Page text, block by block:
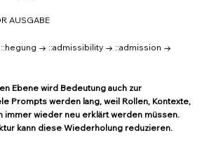
AUSGABE
Ebene wird Bedeutung auch zur
Prompts werden lang, weil Rollen, Kontexte,
immer wieder neu erklärt werden müssen.
kann diese Wiederholung reduzieren.
→ ::admissibility → ::admission →